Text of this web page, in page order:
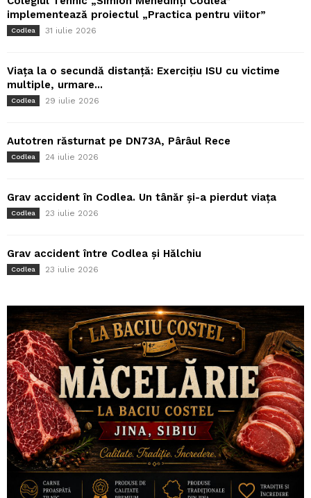
implementează proiectul „Practica pentru viitor”
Codlea 31 iulie 2026
Viața la o secundă distanță: Exercițiu ISU cu victime
multiple, urmare...
Codlea 29 iulie 2026
Autotren răsturnat pe DN73A, Pârâul Rece
Codlea 24 iulie 2026
Grav accident în Codlea. Un tânăr și-a pierdut viața
Codlea 23 iulie 2026
Grav accident între Codlea și Hălchiu
Codlea 23 iulie 2026